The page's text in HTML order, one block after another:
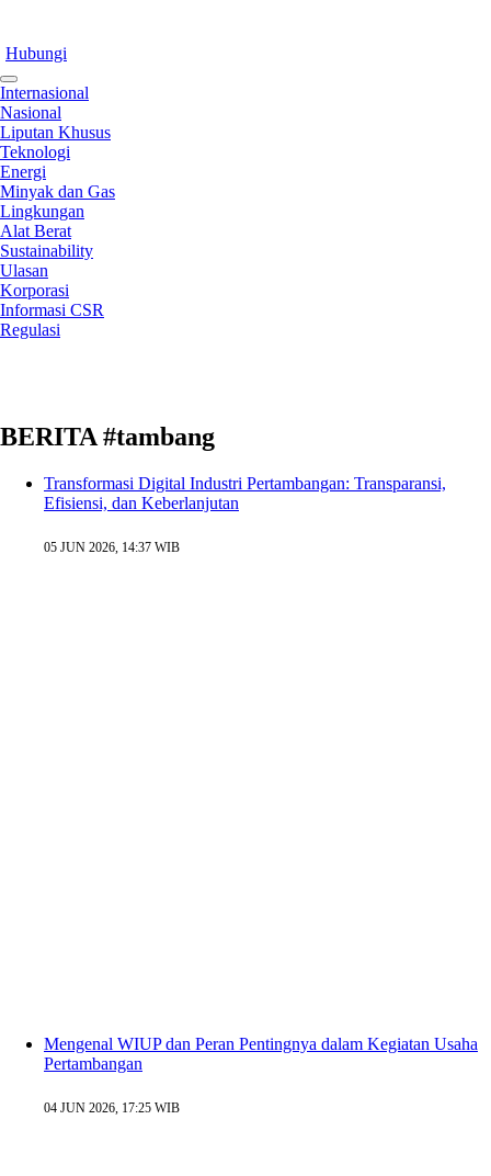
Hubungi
Internasional
Nasional
Liputan Khusus
Teknologi
Energi
Minyak dan Gas
Lingkungan
Alat Berat
Sustainability
Ulasan
Korporasi
Informasi CSR
Regulasi
BERITA #tambang
Transformasi Digital Industri Pertambangan: Transparansi,
Efisiensi, dan Keberlanjutan
05 JUN 2026, 14:37 WIB
Mengenal WIUP dan Peran Pentingnya dalam Kegiatan Usaha
Pertambangan
04 JUN 2026, 17:25 WIB